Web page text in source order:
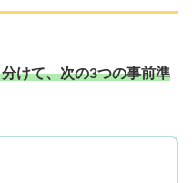
けて、次の3つの事前準